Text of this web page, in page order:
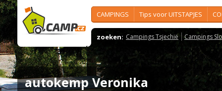
CAMPINGS Tips voor UITSTAPJES
zoeken: Campings Tsjechië Campings
autokemp Veronika